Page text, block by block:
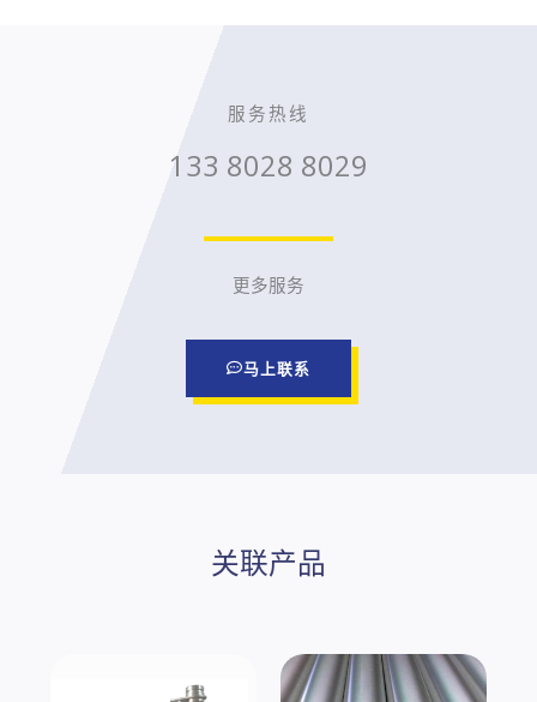
服务热线
133 8028 8029
更多服务
马上联系
关联产品